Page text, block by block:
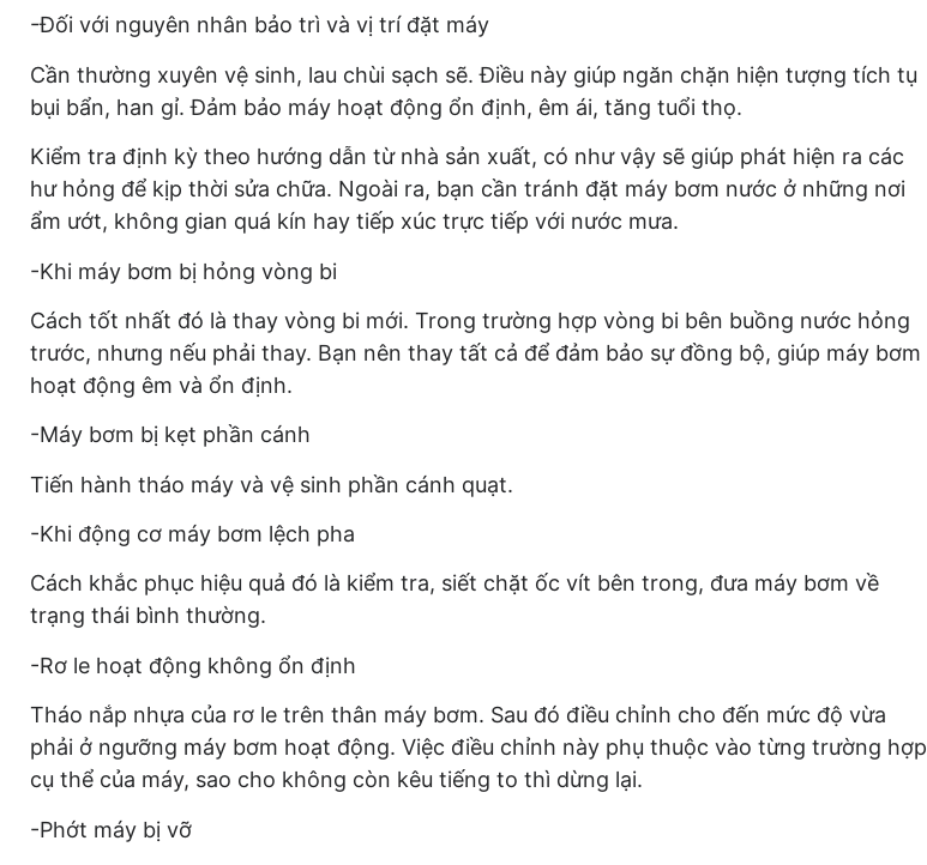
-Đối với nguyên nhân bảo trì và vị trí đặt máy
Cần thường xuyên vệ sinh, lau chùi sạch sẽ. Điều này giúp ngăn chặn hiện tượng tích tụ
bụi bẩn, han gỉ. Đảm bảo máy hoạt động ổn định, êm ái, tăng tuổi thọ.
Kiểm tra định kỳ theo hướng dẫn từ nhà sản xuất, có như vậy sẽ giúp phát hiện ra các
hư hỏng để kịp thời sửa chữa. Ngoài ra, bạn cần tránh đặt máy bơm nước ở những nơi
ẩm ướt, không gian quá kín hay tiếp xúc trực tiếp với nước mưa.
-Khi máy bơm bị hỏng vòng bi
Cách tốt nhất đó là thay vòng bi mới. Trong trường hợp vòng bi bên buồng nước hỏng
trước, nhưng nếu phải thay. Bạn nên thay tất cả để đảm bảo sự đồng bộ, giúp máy bơm
hoạt động êm và ổn định.
-Máy bơm bị kẹt phần cánh
Tiến hành tháo máy và vệ sinh phần cánh quạt.
-Khi động cơ máy bơm lệch pha
Cách khắc phục hiệu quả đó là kiểm tra, siết chặt ốc vít bên trong, đưa máy bơm về
trạng thái bình thường.
-Rơ le hoạt động không ổn định
Tháo nắp nhựa của rơ le trên thân máy bơm. Sau đó điều chỉnh cho đến mức độ vừa
phải ở ngưỡng máy bơm hoạt động. Việc điều chỉnh này phụ thuộc vào từng trường hợp
cụ thể của máy, sao cho không còn kêu tiếng to thì dừng lại.
-Phớt máy bị vỡ